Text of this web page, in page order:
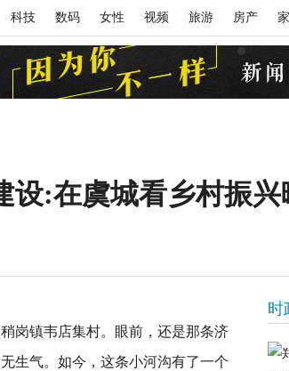
科技 数码 女性 视频 旅游 房产
设:在虞城看乡村振兴
镇韦店集村。眼前，还是那条济
生气。如今，这条小河沟有了一个
时